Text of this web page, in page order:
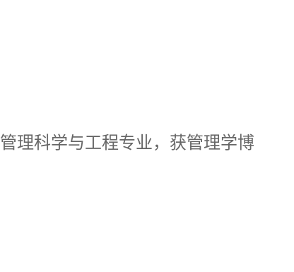
理科学与工程专业，获管理学博